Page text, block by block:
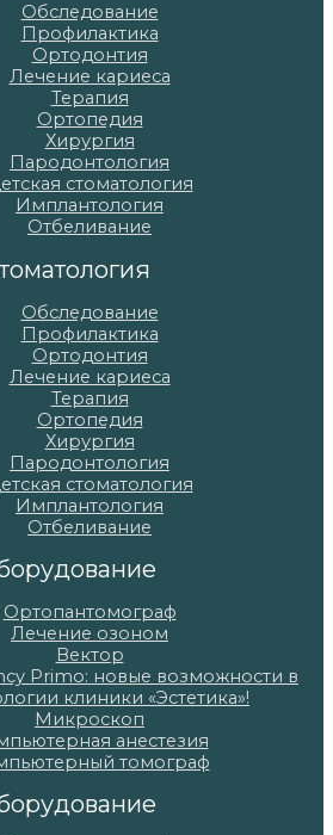
Обследование
Профилактика
Ортодонтия
Лечение кариеса
Терапия
Ортопедия
Хирургия
Пародонтология
стоматология
Имплантология
Отбеливание
Обследование
Профилактика
Ортодонтия
Лечение кариеса
Терапия
Ортопедия
Хирургия
Пародонтология
стоматология
Имплантология
Отбеливание
Ортопантомограф
Лечение озоном
Вектор
Primo: новые возможности в
клиники «Эстетика»!
Микроскоп
анестезия
томограф